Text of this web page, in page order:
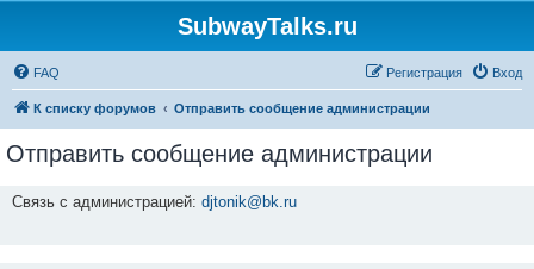
SubwayTalks.ru
FAQ Вход
Регистрация
К списку форумов Отправить сообщение администрации
Отправить сообщение администрации
Связь с администрацией: djtonik@bk.ru